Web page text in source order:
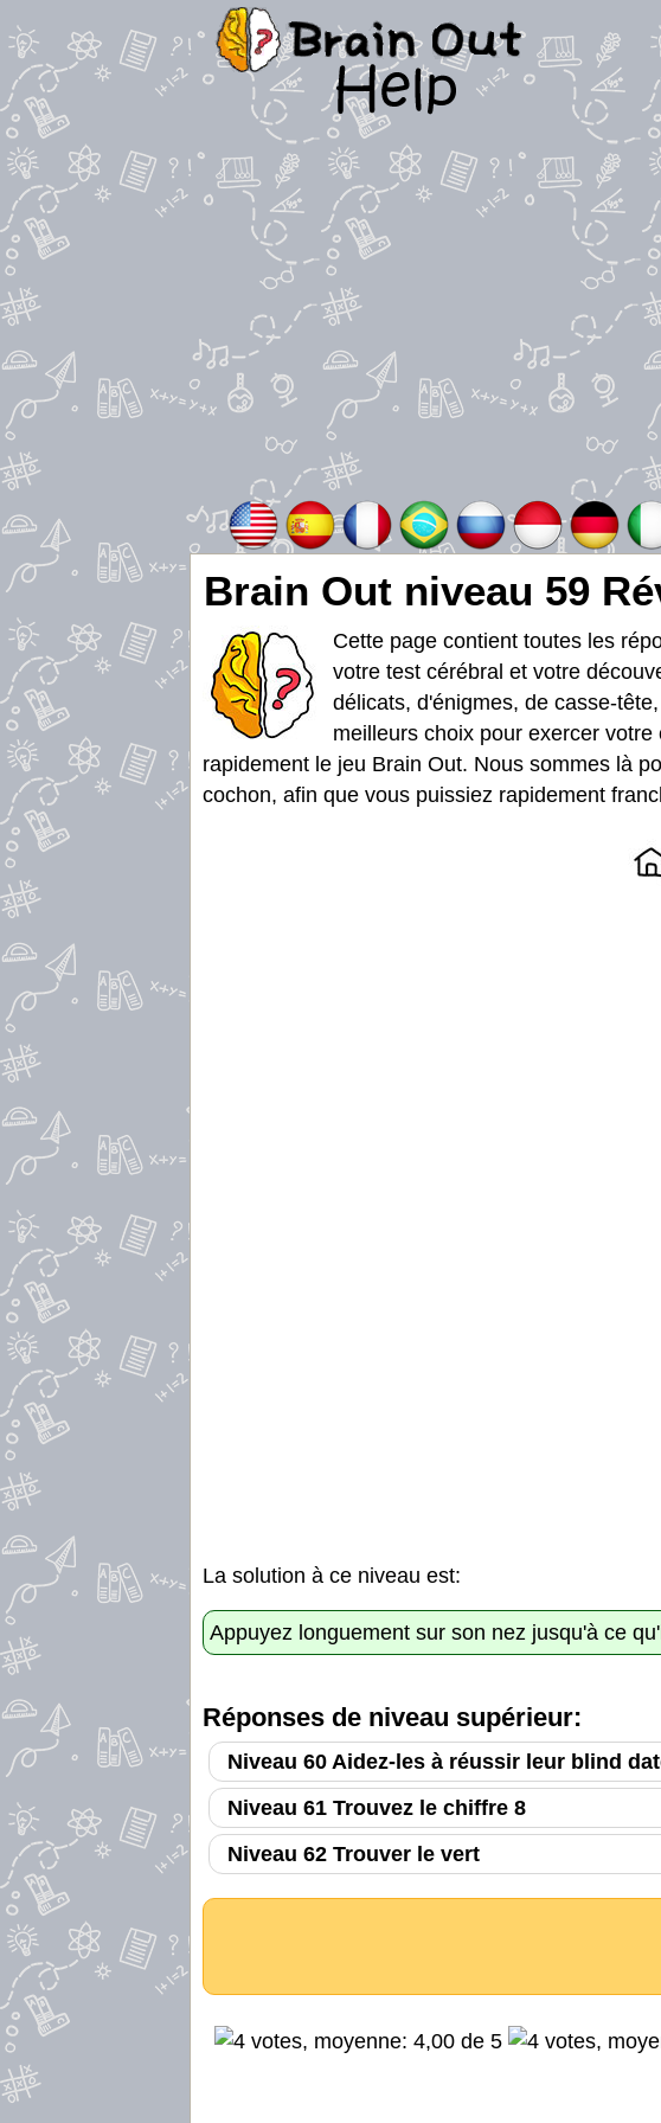
Brain Out niveau 59
Cette page contient toutes les
votre test cérébral et votre
délicats, d'énigmes, de casse-
meilleurs choix pour exercer
rapidement le jeu Brain Out. Nous sommes là
cochon, afin que vous puissiez rapidement
La solution à ce niveau est:
Appuyez longuement sur son nez jusqu'à ce
Réponses de niveau supérieur:
Niveau 60 Aidez-les à réussir leur blind
Niveau 61 Trouvez le chiffre 8
Niveau 62 Trouver le vert